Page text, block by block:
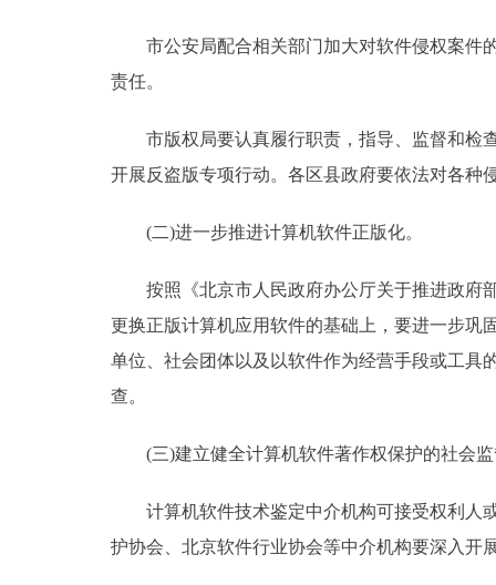
市公安局配合相关部门加大对软件侵权案件的
责任。
市版权局要认真履行职责，指导、监督和检查
开展反盗版专项行动。各区县政府要依法对各种
(二)进一步推进计算机软件正版化。
按照《北京市人民政府办公厅关于推进政府部
更换正版计算机应用软件的基础上，要进一步巩
单位、社会团体以及以软件作为经营手段或工具
查。
(三)建立健全计算机软件著作权保护的社
计算机软件技术鉴定中介机构可接受权利人或
护协会、北京软件行业协会等中介机构要深入开